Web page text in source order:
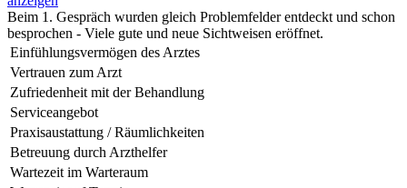
Beim 1. Gespräch wurden gleich Problemfelder entdeckt und schon
besprochen - Viele gute und neue Sichtweisen eröffnet.
Einfühlungsvermögen des Arztes
Vertrauen zum Arzt
Zufriedenheit mit der Behandlung
Serviceangebot
Praxisaustattung / Räumlichkeiten
Betreuung durch Arzthelfer
Wartezeit im Warteraum